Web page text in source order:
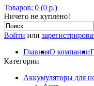
Товаров: 0 (0 р.)
Ничего не куплено!
Войти или
ГлавнаяО компании
Категории
Аккумуляторы для